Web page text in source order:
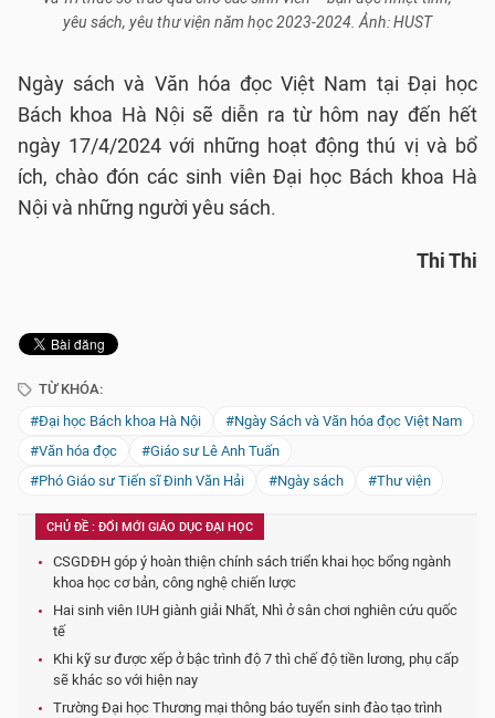
yêu sách, yêu thư viện năm học 2023-2024. Ảnh: HUST
Ngày sách và Văn hóa đọc Việt Nam tại Đại học
Bách khoa Hà Nội sẽ diễn ra từ hôm nay đến hết
ngày 17/4/2024 với những hoạt động thú vị và bổ
ích, chào đón các sinh viên Đại học Bách khoa Hà
Nội và những người yêu sách.
Thi Thi
TỪ KHÓA:
#Đại học Bách khoa Hà Nội
#Ngày Sách và Văn hóa đọc Việt Nam
#Văn hóa đọc
#Giáo sư Lê Anh Tuấn
#Phó Giáo sư Tiến sĩ Đinh Văn Hải
#Ngày sách #Thư viện
CHỦ ĐỀ : ĐỔI MỚI GIÁO DỤC ĐẠI HỌC
CSGDĐH góp ý hoàn thiện chính sách triển khai học bổng ngành
khoa học cơ bản, công nghệ chiến lược
Hai sinh viên IUH giành giải Nhất, Nhì ở sân chơi nghiên cứu quốc
tế
Khi kỹ sư được xếp ở bậc trình độ 7 thì chế độ tiền lương, phụ cấp
sẽ khác so với hiện nay
Trường Đại học Thương mại thông báo tuyển sinh đào tạo trình